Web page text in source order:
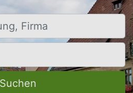
Suchen